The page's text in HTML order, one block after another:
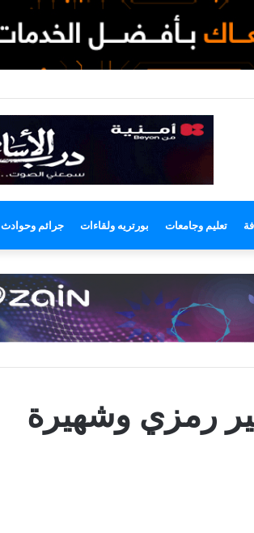
تعليم وجامعات بورتريه ولقاءات جرائم وحوادث
رمزي وشهيرة